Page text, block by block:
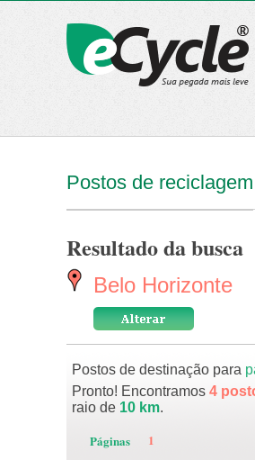
Postos de reciclagem
Resultado da busca
Belo Horizonte
Postos de destinação para
Pronto! Encontramos 4
raio de 10 km.
Páginas 1